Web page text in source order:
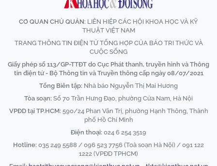
CƠ QUAN CHỦ QUẢN: LIÊN HIỆP CÁC HỘI KHOA HỌC VÀ KỸ
THUẬT VIỆT NAM
TRANG THÔNG TIN ĐIỆN TỬ TỔNG HỢP CỦA BÁO TRI THỨC VÀ
CUỘC SỐNG
Giấy phép số 113/GP-TTĐT do Cục Phát thanh, truyền hình và Thông
tin điện tử - Bộ Thông tin và Truyền thông cấp ngày 08/07/2021
Tổng Biên tập: Nhà báo Nguyễn Thị Mai Hương
Tòa soạn: Số 70 Trần Hưng Đạo, phường Cửa Nam, Hà Nội
VPĐD tại TP.HCM: 590/24 Phan Văn Trị, phường Hạnh Thông, Thành
phố Hồ Chí Minh
Điện thoại: 024 6 254 3519
Hotline: 035 249 5588 / 096 523 7756 (Toà soạn Hà Nội) / 091 122
1222 (VPĐD TPHCM)